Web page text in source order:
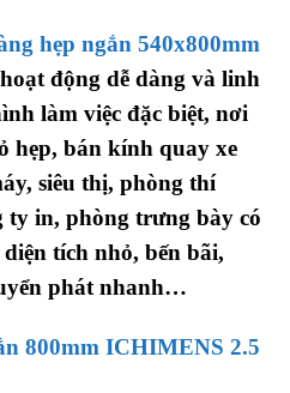
hẹp ngắn 540x800mm
động dễ dàng và linh
làm việc đặc biệt, nơi
hẹp, bán kính quay xe
siêu thị, phòng thí
ty in, phòng trưng bày có
tích nhỏ, bến bãi,
phát nhanh…